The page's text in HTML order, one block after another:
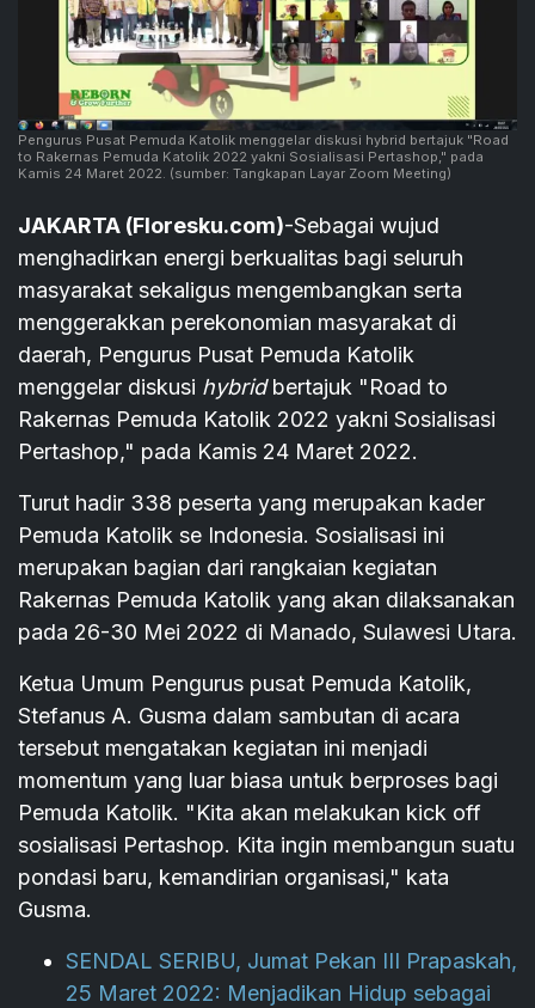
Pengurus Pusat Pemuda Katolik menggelar diskusi hybrid bertajuk "Road
to Rakernas Pemuda Katolik 2022 yakni Sosialisasi Pertashop," pada
Kamis 24 Maret 2022. (sumber: Tangkapan Layar Zoom Meeting)
JAKARTA (Floresku.com)-Sebagai wujud
menghadirkan energi berkualitas bagi seluruh
masyarakat sekaligus mengembangkan serta
menggerakkan perekonomian masyarakat di
daerah, Pengurus Pusat Pemuda Katolik
menggelar diskusi hybridbertajuk "Road to
Rakernas Pemuda Katolik 2022 yakni Sosialisasi
Pertashop," pada Kamis 24 Maret 2022.
Turut hadir 338 peserta yang merupakan kader
Pemuda Katolik se Indonesia. Sosialisasi ini
merupakan bagian dari rangkaian kegiatan
Rakernas Pemuda Katolik yang akan dilaksanakan
pada 26-30 Mei 2022 di Manado, Sulawesi Utara.
Ketua Umum Pengurus pusat Pemuda Katolik,
Stefanus A. Gusma dalam sambutan di acara
tersebut mengatakan kegiatan ini menjadi
momentum yang luar biasa untuk berproses bagi
Pemuda Katolik. "Kita akan melakukan kick off
sosialisasi Pertashop. Kita ingin membangun suatu
pondasi baru, kemandirian organisasi," kata
Gusma.
SENDAL SERIBU, Jumat Pekan III Prapaskah,
25 Maret 2022: Menjadikan Hidup sebagai